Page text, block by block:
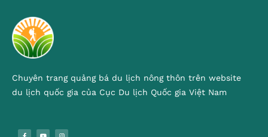
Chuyên trang quảng bá du lịch nông thôn trên website
du lịch quốc gia của Cục Du lịch Quốc gia Việt Nam